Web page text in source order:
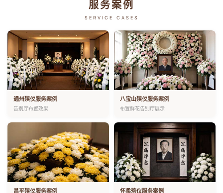
服务案例
SERVICE CASES
通州殡仪服务案例
告别厅布置效果
八宝山殡仪服务案例
布置鲜花告别厅展示
昌平殡仪服务案例 怀柔殡仪服务案例